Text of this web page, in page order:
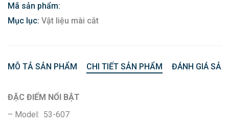
Mã sản phẩm:
Mục lục: Vật liệu mài cắt
MÔ TẢ SẢN PHẨM CHI TIẾT SẢN PHẨM ĐÁNH GIÁ
ĐẶC ĐIỂM NỔI BẬT
– Model: 53-607